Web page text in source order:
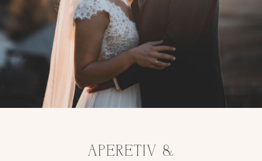
APERETIV &